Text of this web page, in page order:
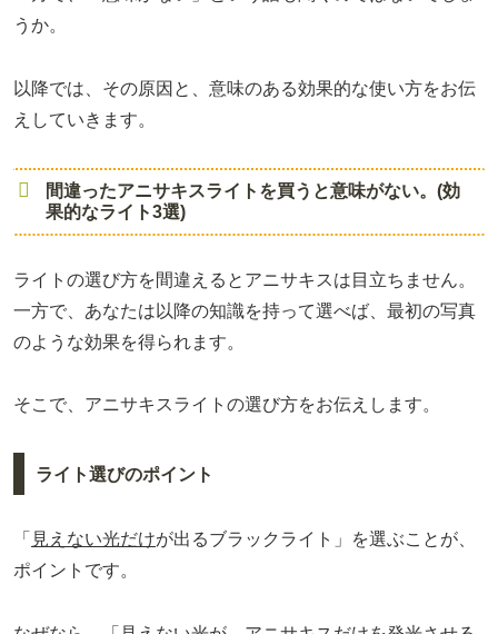
うか。
以降では、その原因と、意味のある効果的な使い方をお伝
えしていきます。
間違ったアニサキスライトを買うと意味がない。(効
果的なライト3選)
ライトの選び方を間違えるとアニサキスは目立ちません。
一方で、あなたは以降の知識を持って選べば、最初の写真
のような効果を得られます。
そこで、アニサキスライトの選び方をお伝えします。
ライト選びのポイント
「 見えない光だけが出るブラックライト」を選ぶことが、
ポイントです。